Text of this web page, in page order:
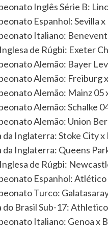
Inglês Série B:
Espanhol: Sevilla
Italiano:
de Rúgbi: Exeter
Alemão: Bayer
Alemão: Freiburg
Alemão: Mainz
Alemão: Schalke
Alemão: Union
da Inglaterra: Stoke City
da Inglaterra: Queens
de Rúgbi:
Espanhol:
Turco:
do Brasil Sub-17:
Italiano: Genoa x